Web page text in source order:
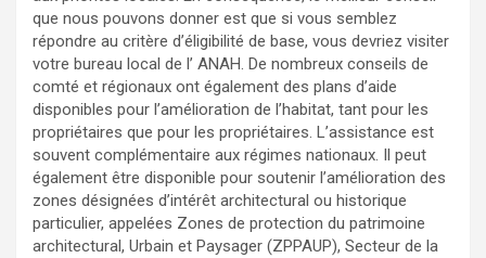
que nous pouvons donner est que si vous semblez
répondre au critère d’éligibilité de base, vous devriez visiter
votre bureau local de l’ ANAH. De nombreux conseils de
comté et régionaux ont également des plans d’aide
disponibles pour l’amélioration de l’habitat, tant pour les
propriétaires que pour les propriétaires. L’assistance est
souvent complémentaire aux régimes nationaux. Il peut
également être disponible pour soutenir l’amélioration des
zones désignées d’intérêt architectural ou historique
particulier, appelées Zones de protection du patrimoine
architectural, Urbain et Paysager (ZPPAUP), Secteur de la